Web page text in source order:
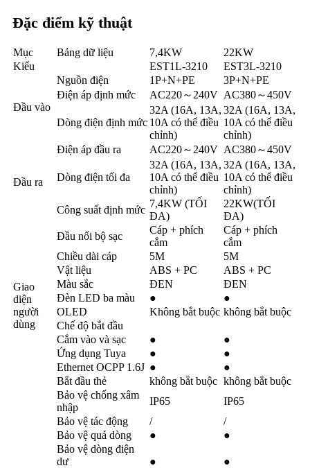
Đặc điểm kỹ thuật
Mục Bảng dữ liệu 7,4KW
22KW
Kiểu
EST1L-3210 EST3L-3210
Đầu vào
Nguồn điện 1P+N+PE
3P+N+PE
Điện áp định mức
AC220～240V AC380～450V
Dòng điện định mức
32A (16A, 13A,
10A có thể điều
chỉnh)
32A (16A, 13A,
10A có thể điều
chỉnh)
Đầu ra
Điện áp đầu ra AC220～240V AC380～450V
Dòng điện tối đa
32A (16A, 13A,
10A có thể điều
chỉnh)
32A (16A, 13A,
10A có thể điều
chỉnh)
Công suất định mức
7,4KW (TỐI
ĐA)
22KW(TỐI
ĐA)
Giao
diện
người
dùng
Đầu nối bộ sạc
Cáp + phích
cắm
Cáp + phích
cắm
Chiều dài cáp
5M
5M
Vật liệu
ABS + PC
ABS + PC
Màu sắc
ĐEN
ĐEN
Đèn LED ba màu
●
●
OLED
Không bắt buộc không bắt buộc
Chế độ bắt đầu
Cắm vào và sạc
●
●
Ứng dụng Tuya
●
●
Ethernet OCPP 1.6J ●
●
Bắt đầu thẻ
không bắt buộc không bắt buộc
Bảo vệ chống xâm
nhập
IP65
IP65
Bảo vệ tác động
/
/
Bảo vệ quá dòng
●
●
Bảo vệ dòng điện
dư
● ●